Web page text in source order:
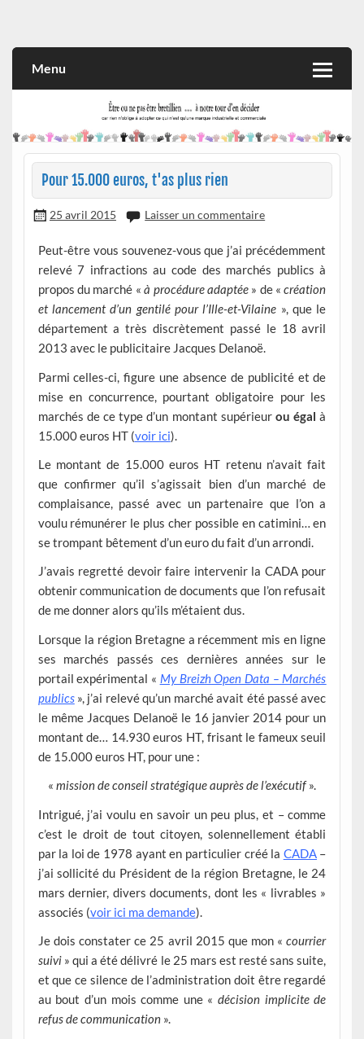
et commerciale
Menu
Pour 15.000 euros, t'as plus rien
25 avril 2015 Laisser un commentaire
Peut-être vous souvenez-vous que j’ai précédemment
relevé 7 infractions au code des marchés publics à
propos du marché «à procédure adaptée» de «création
et lancement d’un gentilé pour l’Ille-et-Vilaine », que le
département a très discrètement passé le 18 avril
2013 avec le publicitaire Jacques Delanoë.
Parmi celles-ci, figure une absence de publicité et de
mise en concurrence, pourtant obligatoire pour les
marchés de ce type d’un montant supérieurou égal à
15.000 euros HT (voir ici).
Le montant de 15.000 euros HT retenu n’avait fait
que confirmer qu’il s’agissait bien d’un marché de
complaisance, passé avec un partenaire que l’on a
voulu rémunérer le plus cher possible en catimini… en
se trompant bêtement d’un euro du fait d’un arrondi.
J’avais regretté devoir faire intervenir la CADA pour
obtenir communication de documents que l’on refusait
de me donner alors qu’ils m’étaient dus.
Lorsque la région Bretagne a récemment mis en ligne
ses marchés passés ces dernières années sur le
portail expérimental « My Breizh Open Data – Marchés
publics», j’ai relevé qu’un marché avait été passé avec
le même Jacques Delanoë le 16 janvier 2014 pour un
montant de… 14.930 euros HT, frisant le fameux seuil
de 15.000 euros HT, pour une :
« mission de conseil stratégique auprès de l’exécutif».
Intrigué, j’ai voulu en savoir un peu plus, et – comme
c’est le droit de tout citoyen, solennellement établi
par la loi de 1978 ayant en particulier créé la CADA–
j’ai sollicité du Président de la région Bretagne, le 24
mars dernier, divers documents, dont les « livrables »
associés (voir ici ma demande).
Je dois constater ce 25 avril 2015 que mon «courrier
suivi» qui a été délivré le 25 mars est resté sans suite,
et que ce silence de l’administration doit être regardé
au bout d’un mois comme une «décision implicite de
refus de communication».